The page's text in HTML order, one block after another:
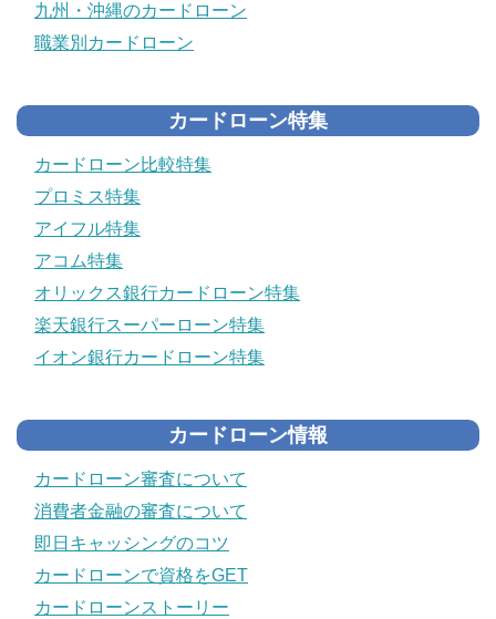
九州・沖縄のカードローン
職業別カードローン
カードローン特集
カードローン比較特集
プロミス特集
アイフル特集
アコム特集
オリックス銀行カードローン特集
楽天銀行スーパーローン特集
イオン銀行カードローン特集
カードローン情報
カードローン審査について
消費者金融の審査について
即日キャッシングのコツ
カードローンで資格をGET
カードローンストーリー